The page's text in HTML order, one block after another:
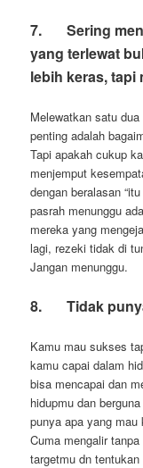
7.Sering
yang terlewat
lebih keras, tapi
Melewatkan satu
penting adalah
Tapi apakah cukup
menjemput
dengan beralasan
pasrah menunggu
mereka yang
lagi, rezeki tidak di
Jangan menunggu.
8.Tidak
Kamu mau sukses
kamu capai dalam
bisa mencapai dan
hidupmu dan
punya apa yang
Cuma mengalir
targetmu dn